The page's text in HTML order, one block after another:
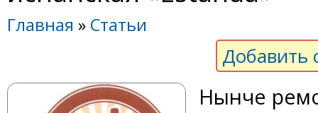
Главная » Статьи
Добавить
Нынче